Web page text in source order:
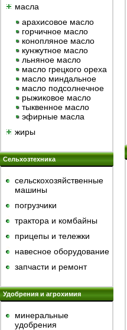
масла
арахисовое масло
горчичное масло
конопляное масло
кунжутное масло
льняное масло
масло грецкого ореха
масло миндальное
масло подсолнечное
рыжиковое масло
тыквенное масло
эфирные масла
жиры
Сельхозтехника
сельскохозяйственные
машины
погрузчики
трактора и комбайны
прицепы и тележки
навесное оборудование
запчасти и ремонт
Удобрения и агрохимия
минеральные
удобрения